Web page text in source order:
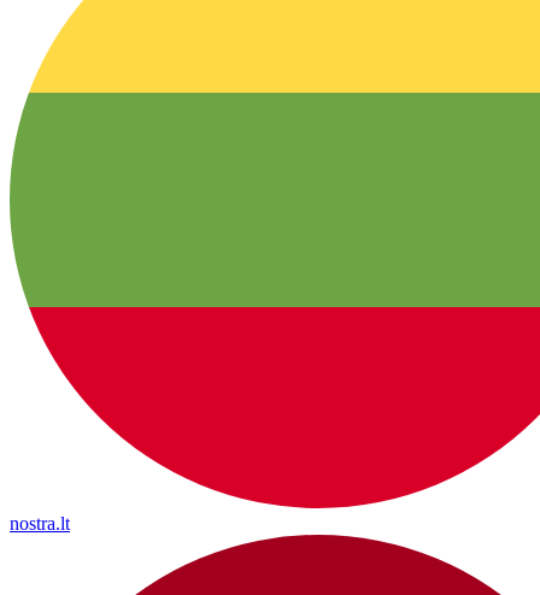
nostra.lt